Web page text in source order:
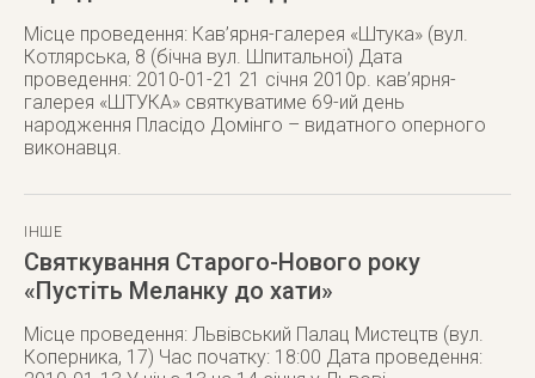
Місце проведення: Кав’ярня-галерея «Штука» (вул.
Котлярська, 8 (бічна вул. Шпитальної) Дата
проведення: 2010-01-21 21 січня 2010р. кав’ярня-
галерея «ШТУКА» святкуватиме 69-ий день
народження Пласідо Домінго – видатного оперного
виконавця.
ІНШЕ
Святкування Старого-Нового року
«Пустіть Меланку до хати»
Місце проведення: Львівський Палац Мистецтв (вул.
Коперника, 17) Час початку: 18:00 Дата проведення: